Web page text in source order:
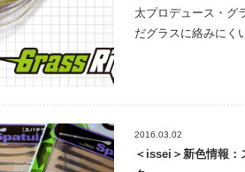
太プロデュース・グ
だグラスに絡みにく
2016.03.02
＜issei＞新色情報